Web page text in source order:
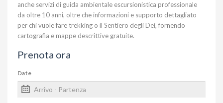
anche servizi di guida ambientale escursionistica professionale
da oltre 10 anni, oltre che informazioni e supporto dettagliato
per chi vuole fare trekking o il Sentiero degli Dei, fornendo
cartografia e mappe descrittive gratuite.
Prenota ora
Date